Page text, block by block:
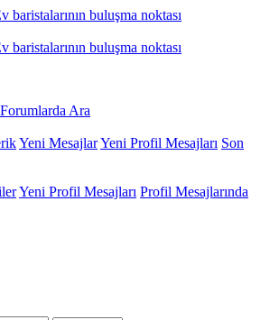
Forumlarda Ara
Yeni MesajlarYeni Profil Mesajları Son
Yeni Profil Mesajları Profil Mesajlarında